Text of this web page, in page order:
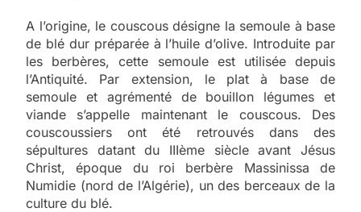
A l’origine, le couscous désigne la semoule à base
de blé dur préparée à l’huile d’olive. Introduite par
les berbères, cette semoule est utilisée depuis
l’Antiquité. Par extension, le plat à base de
semoule et agrémenté de bouillon légumes et
viande s’appelle maintenant le couscous. Des
couscoussiers ont été retrouvés dans des
sépultures datant du IIIème siècle avant Jésus
Christ, époque du roi berbère Massinissa de
Numidie (nord de l’Algérie), un des berceaux de la
culture du blé.